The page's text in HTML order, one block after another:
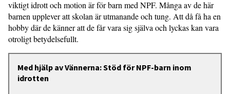
viktigt idrott och motion är för barn med NPF. Många av de här
barnen upplever att skolan är utmanande och tung. Att då få ha en
hobby där de känner att de får vara sig själva och lyckas kan vara
otroligt bety­delsefullt.
Med hjälp av Vännerna: Stöd för NPF-barn inom
idrotten